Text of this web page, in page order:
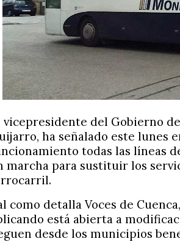
vicepresidente del Gobierno
ha señalado este lunes
todas las líneas
marcha para sustituir los
como detalla Voces de
está abierta a
desde los municipios